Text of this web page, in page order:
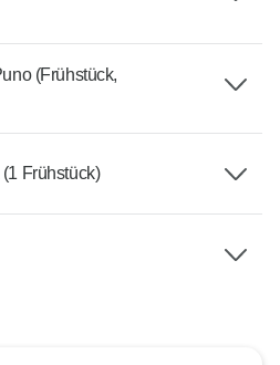
(Frühstück,
Frühstück)